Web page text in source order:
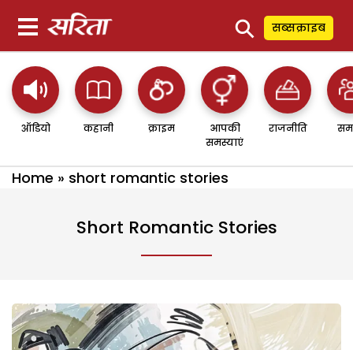
⚲ सब्सक्राइब
ऑडियो कहानी क्राइम
आपकी
समस्याएं
राजनीति
Home » short romantic stories
Short Romantic Stories